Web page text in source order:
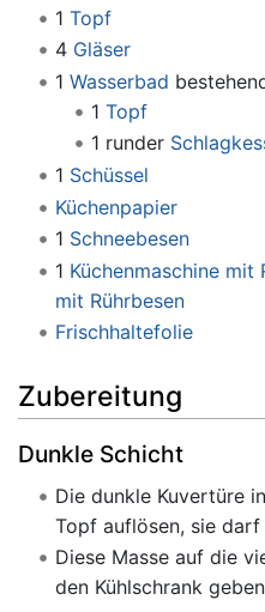
1 Topf
4 Gläser
1 Wasserbad
1Topf
1 runder
1 Schüssel
Küchenpapier
1 Schneebesen
1 Küchenmaschine mit
mit Rührbesen
Frischhaltefolie
Zubereitung
Dunkle Schicht
Die dunkle Kuvertüre
Topf auflösen, sie
Diese Masse auf die
den Kühlschrank